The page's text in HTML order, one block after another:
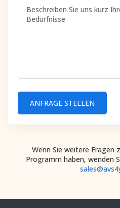
ANFRAGE STELLEN
Wenn Sie weitere Fragen
Programm haben, wenden